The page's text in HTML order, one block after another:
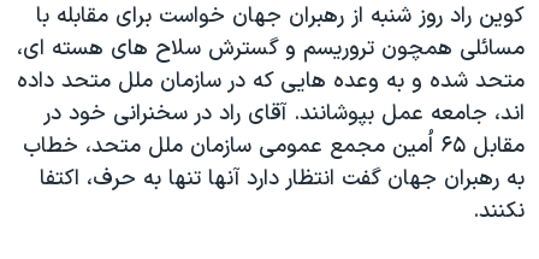
کوين راد روز شنبه از رهبران جهان خواست برای مقابله با
مسائلی همچون تروريسم و گسترش سلاح های هسته ای،
متحد شده و به وعده هايی که در سازمان ملل متحد داده
اند، جامعه عمل بپوشانند. آقای راد در سخنرانی خود در
مقابل ۶۵ اُمين مجمع عمومی سازمان ملل متحد، خطاب
به رهبران جهان گفت انتظار دارد آنها تنها به حرف، اکتفا
نکنند.